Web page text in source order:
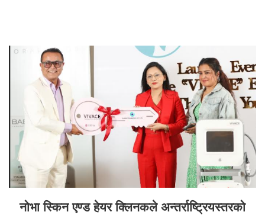
नोभा स्किन एण्ड हेयर क्लिनकले अन्तर्राष्ट्रियस्तरको